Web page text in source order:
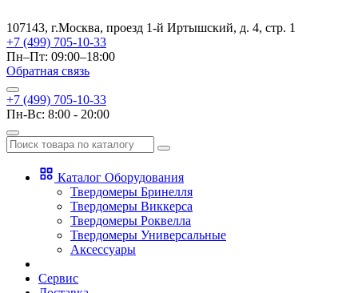
107143, г.Москва, проезд 1-й Иртышский, д. 4, стр. 1
+7 (499) 705-10-33
Пн–Пт: 09:00–18:00
Обратная связь
+7 (499) 705-10-33
Пн-Вс: 8:00 - 20:00
Каталог Оборудования
Твердомеры Бринелля
Твердомеры Виккерса
Твердомеры Роквелла
Твердомеры Универсальные
Аксессуары
Сервис